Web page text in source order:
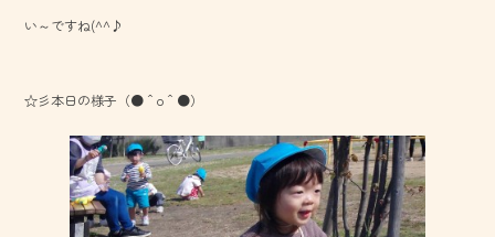
ok
い～ですね(^^♪
☆彡本日の様子（●＾o＾●）